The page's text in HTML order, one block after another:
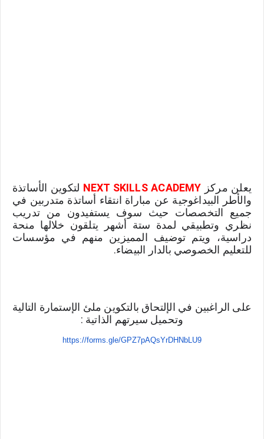
يعلن مركز NEXT SKILLS ACADEMY
للتعليم الخصوصي بالدار البيضاء.
وتحميل سيرتهم الذاتية :
https://forms.gle/GPZ7pAQsYrDHNbLU9